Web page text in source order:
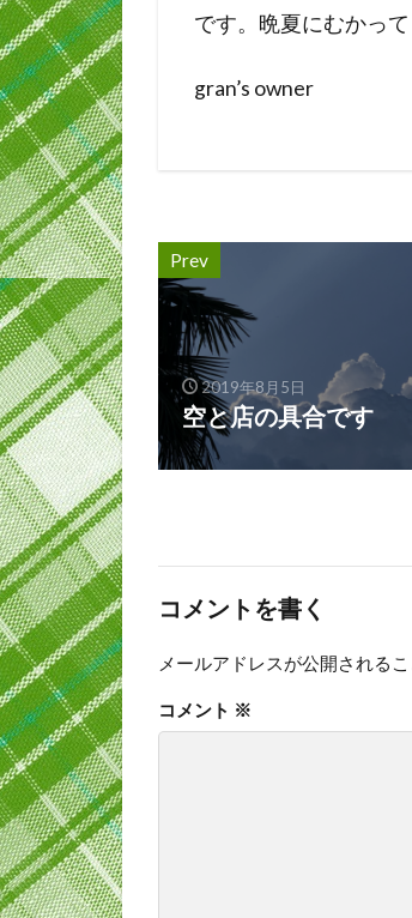
です。晩夏にむかっ
gran’s owner
Prev
2019年8月5日
空と店の具合です
コメントを書く
メールアドレスが公開されるこ
コメント ※